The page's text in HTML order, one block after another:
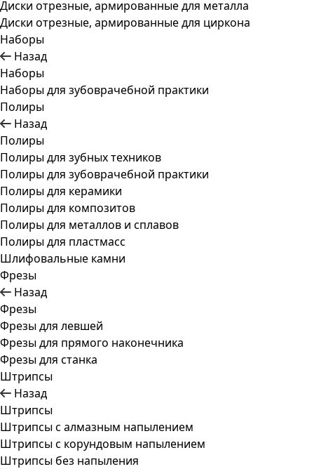
Диски отрезные, армированные для металла
Диски отрезные, армированные для циркона
Наборы
Назад
Наборы
Наборы для зубоврачебной практики
Полиры
Назад
Полиры
Полиры для зубных техников
Полиры для зубоврачебной практики
Полиры для керамики
Полиры для композитов
Полиры для металлов и сплавов
Полиры для пластмасс
Шлифовальные камни
Фрезы
Назад
Фрезы
Фрезы для левшей
Фрезы для прямого наконечника
Фрезы для станка
Штрипсы
Назад
Штрипсы
Штрипсы c алмазным напылением
Штрипсы c корундовым напылением
Штрипсы без напыления